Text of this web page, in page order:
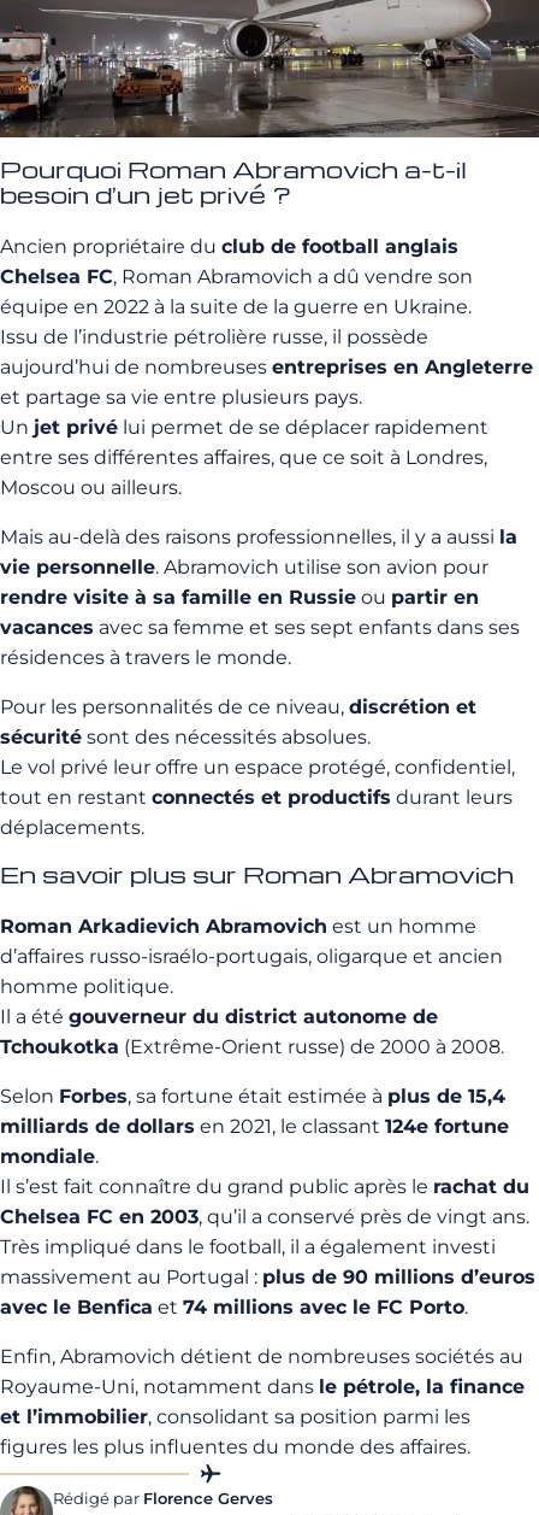
Pourquoi Roman Abramovich a-t-il
besoin d’un jet privé ?
Ancien propriétaire du club de football anglais
Chelsea FC, Roman Abramovich a dû vendre son
équipe en 2022 à la suite de la guerre en Ukraine.
Issu de l’industrie pétrolière russe, il possède
aujourd’hui de nombreuses entreprises en Angleterre
et partage sa vie entre plusieurs pays.
Un jet privé lui permet de se déplacer rapidement
entre ses différentes affaires, que ce soit à Londres,
Moscou ou ailleurs.
Mais au-delà des raisons professionnelles, il y a aussi la
vie personnelle. Abramovich utilise son avion pour
rendre visite à sa famille en Russie ou partir en
vacances avec sa femme et ses sept enfants dans ses
résidences à travers le monde.
Pour les personnalités de ce niveau, discrétion et
sécurité sont des nécessités absolues.
Le vol privé leur offre un espace protégé, confidentiel,
tout en restant connectés et productifs durant leurs
déplacements.
En savoir plus sur Roman Abramovich
Roman Arkadievich Abramovich est un homme
d’affaires russo-israélo-portugais, oligarque et ancien
homme politique.
Il a été gouverneur du district autonome de
Tchoukotka (Extrême-Orient russe) de 2000 à 2008.
Selon Forbes, sa fortune était estimée à plus de 15,4
milliards de dollars en 2021, le classant 124e fortune
mondiale.
Il s’est fait connaître du grand public après le rachat du
Chelsea FC en 2003, qu’il a conservé près de vingt ans.
Très impliqué dans le football, il a également investi
massivement au Portugal : plus de 90 millions d’euros
avec le Benfica et 74 millions avec le FC Porto.
Enfin, Abramovich détient de nombreuses sociétés au
Royaume-Uni, notamment dans le pétrole, la finance
et l’immobilier, consolidant sa position parmi les
figures les plus influentes du monde des affaires.
Rédigé par Florence Gerves